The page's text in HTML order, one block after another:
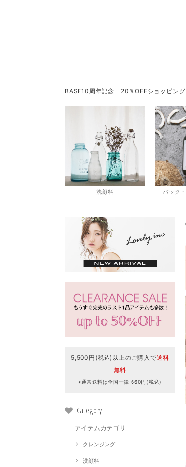
BASE10周年記念 20％OFFショッピン
洗顔料 パック
5,500円(税込)以上のご購入で送料
無料
※通常送料は全国一律 660円(税込)
Category
アイテムカテゴリ
クレンジング
洗顔料